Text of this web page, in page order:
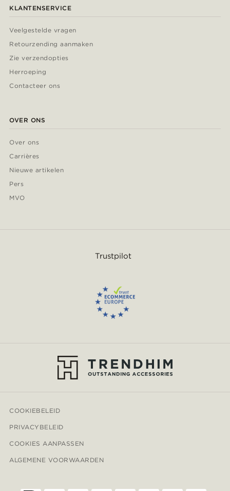
KLANTENSERVICE
Veelgestelde vragen
Retourzending aanmaken
Zie verzendopties
Herroeping
Contacteer ons
OVER ONS
Over ons
Carrières
Nieuwe artikelen
Pers
MVO
Trustpilot
COOKIEBELEID
PRIVACYBELEID
COOKIES AANPASSEN
ALGEMENE VOORWAARDEN